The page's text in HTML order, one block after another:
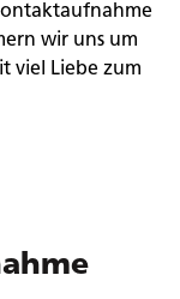
wir uns um
viel Liebe zum